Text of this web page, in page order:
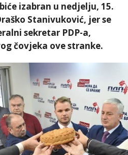
izabran u nedjelju, 15.
Stanivuković, jer se
sekretar PDP-a,
čovjeka ove stranke.